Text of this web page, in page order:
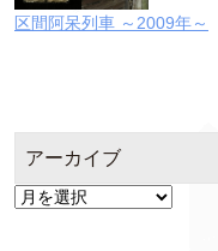
区間阿呆列車 ～2009年～
アーカイブ
ア